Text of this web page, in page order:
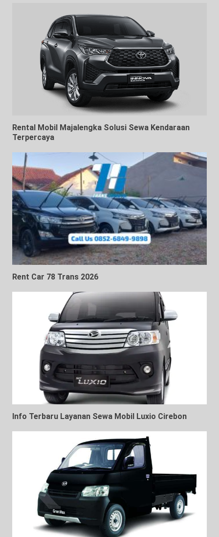
Rental Mobil Majalengka Solusi Sewa Kendaraan
Terpercaya
Rent Car 78 Trans 2026
Info Terbaru Layanan Sewa Mobil Luxio Cirebon